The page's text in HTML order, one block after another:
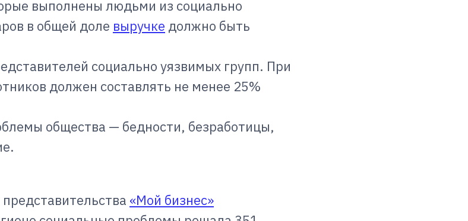
выполнены людьми из социально
в общей доле выручке должно быть
социально уязвимых групп. При
должен составлять не менее 25%
общества — бедности, безработицы,
«Мой бизнес»